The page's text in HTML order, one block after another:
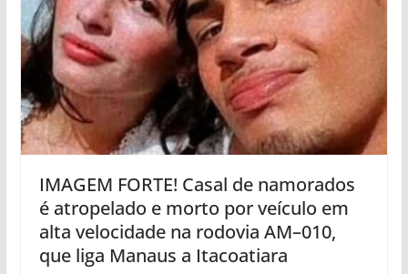
IMAGEM FORTE! Casal de namorados
é atropelado e morto por veículo em
alta velocidade na rodovia AM–010,
que liga Manaus a Itacoatiara